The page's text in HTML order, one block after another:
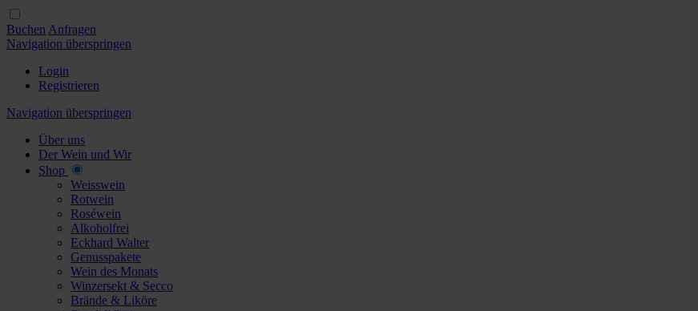
Buchen Anfragen
Navigation überspringen
Login
Registrieren
Navigation überspringen
Über uns
Der Wein und Wir
Shop
Weisswein
Rotwein
Roséwein
Alkoholfrei
Eckhard Walter
Genusspakete
Wein des Monats
Winzersekt & Secco
Brände & Liköre